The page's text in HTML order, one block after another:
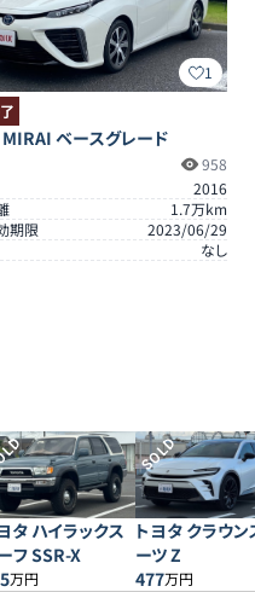
1
MIRAI ベースグレード
958
2016
1.7万km
期限
2023/06/29
なし
タ ハイラックス
フ SSR-X
万円
SOLD
トヨタ クラウン
ーツ Z
477万円